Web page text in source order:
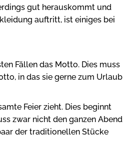
gut herauskommt und
auftritt, ist einiges bei
Fällen das Motto. Dies muss
in das sie gerne zum Urlaub
Feier zieht. Dies beginnt
zwar nicht den ganzen Abend
der traditionellen Stücke